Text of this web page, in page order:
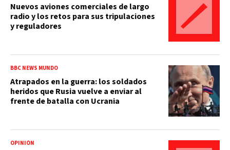
Nuevos aviones comerciales de largo
radio y los retos para sus tripulaciones
y reguladores
BBC NEWS MUNDO
Atrapados en la guerra: los soldados
heridos que Rusia vuelve a enviar al
frente de batalla con Ucrania
OPINIÓN